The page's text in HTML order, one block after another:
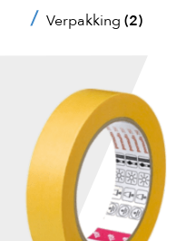
Verpakking (2)